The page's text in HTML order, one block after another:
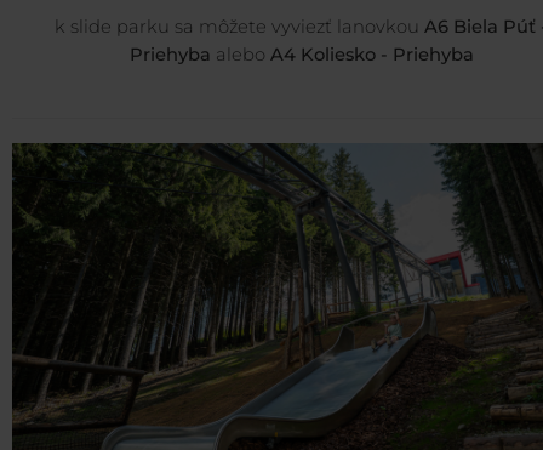
k slide parku sa môžete vyviezť lanovkou A6 Biela Púť
Priehyba alebo A4 Koliesko - Priehyba